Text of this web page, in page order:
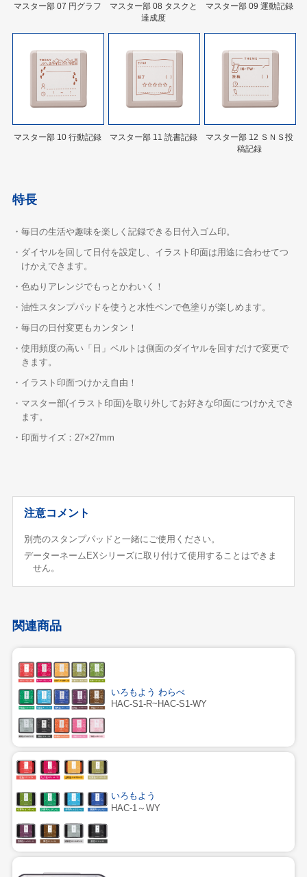
マスター部 07 円グラフ
マスター部 08 タスクと
達成度
マスター部 09 運動記録
マスター部 10 行動記録 マスター部 11 読書記録
マスター部 12 ＳＮＳ投
稿記録
特長
・毎日の生活や趣味を楽しく記録できる日付入ゴム印。
・ダイヤルを回して日付を設定し、イラスト印面は用途に合わせてつ
けかえできます。
・色ぬりアレンジでもっとかわいく！
・油性スタンプパッドを使うと水性ペンで色塗りが楽しめます。
・毎日の日付変更もカンタン！
・使用頻度の高い「日」ベルトは側面のダイヤルを回すだけで変更で
きます。
・イラスト印面つけかえ自由！
・マスター部(イラスト印面)を取り外してお好きな印面につけかえでき
ます。
・印面サイズ：27×27mm
注意コメント
別売のスタンプパッドと一緒にご使用ください。
データーネームEXシリーズに取り付けて使用することはできま
せん。
関連商品
いろもよう わらべ
HAC-S1-R~HAC-S1-WY
いろもよう
HAC-1～WY